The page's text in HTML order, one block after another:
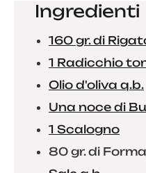
Ingredienti
160 gr. di
1 Radicchio
Olio d'oliva q.b.
Una noce di
1 Scalogno
80 gr. di